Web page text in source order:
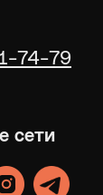
сети
74-79